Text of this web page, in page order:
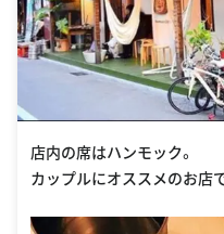
店内の席はハンモック。
カップルにオススメのお店